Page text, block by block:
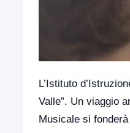
L’Istituto
Valle”. Un viaggio
Musicale si